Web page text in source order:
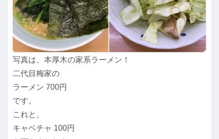
写真は、本厚木の家系ラーメン！
二代目梅家の
ラーメン 700円
です。
これと、
キャベチャ 100円